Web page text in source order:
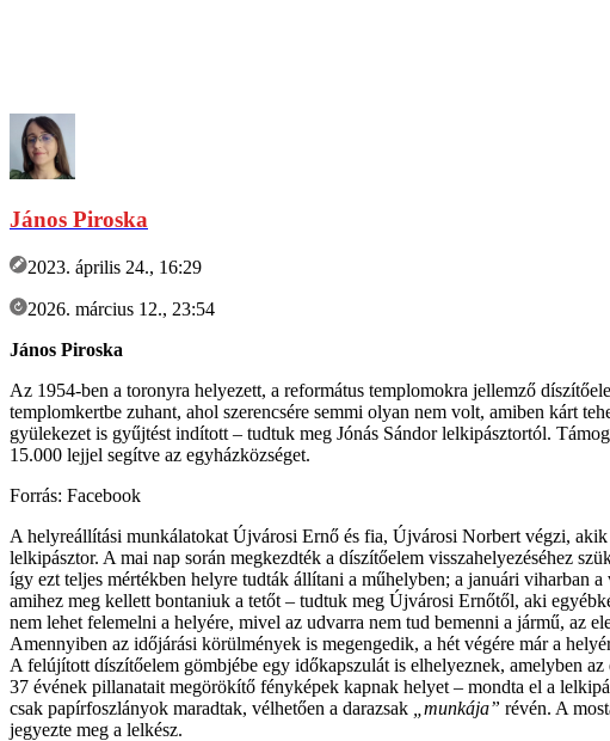
János Piroska
2023. április 24., 16:29
2026. március 12., 23:54
János Piroska
Az 1954-ben a toronyra helyezett, a református templomokra jellemző
templomkertbe zuhant, ahol szerencsére semmi olyan nem volt, amiben kárt
gyülekezet is gyűjtést indított – tudtuk meg Jónás Sándor lelkipásztortól.
15.000 lejjel segítve az egyházközséget.
Forrás: Facebook
A helyreállítási munkálatokat Újvárosi Ernő és fia, Újvárosi Norbert végzi,
lelkipásztor. A mai nap során megkezdték a díszítőelem visszahelyezéséhez
így ezt teljes mértékben helyre tudták állítani a műhelyben; a januári viharban
amihez meg kellett bontaniuk a tetőt – tudtuk meg Újvárosi Ernőtől, aki
nem lehet felemelni a helyére, mivel az udvarra nem tud bemenni a jármű, az
Amennyiben az időjárási körülmények is megengedik, a hét végére már a
A felújított díszítőelem gömbjébe egy időkapszulát is elhelyeznek, amelyben
37 évének pillanatait megörökítő fényképek kapnak helyet – mondta el a
csak papírfoszlányok maradtak, vélhetően a darazsak
„munkája” révén. A
jegyezte meg a lelkész.